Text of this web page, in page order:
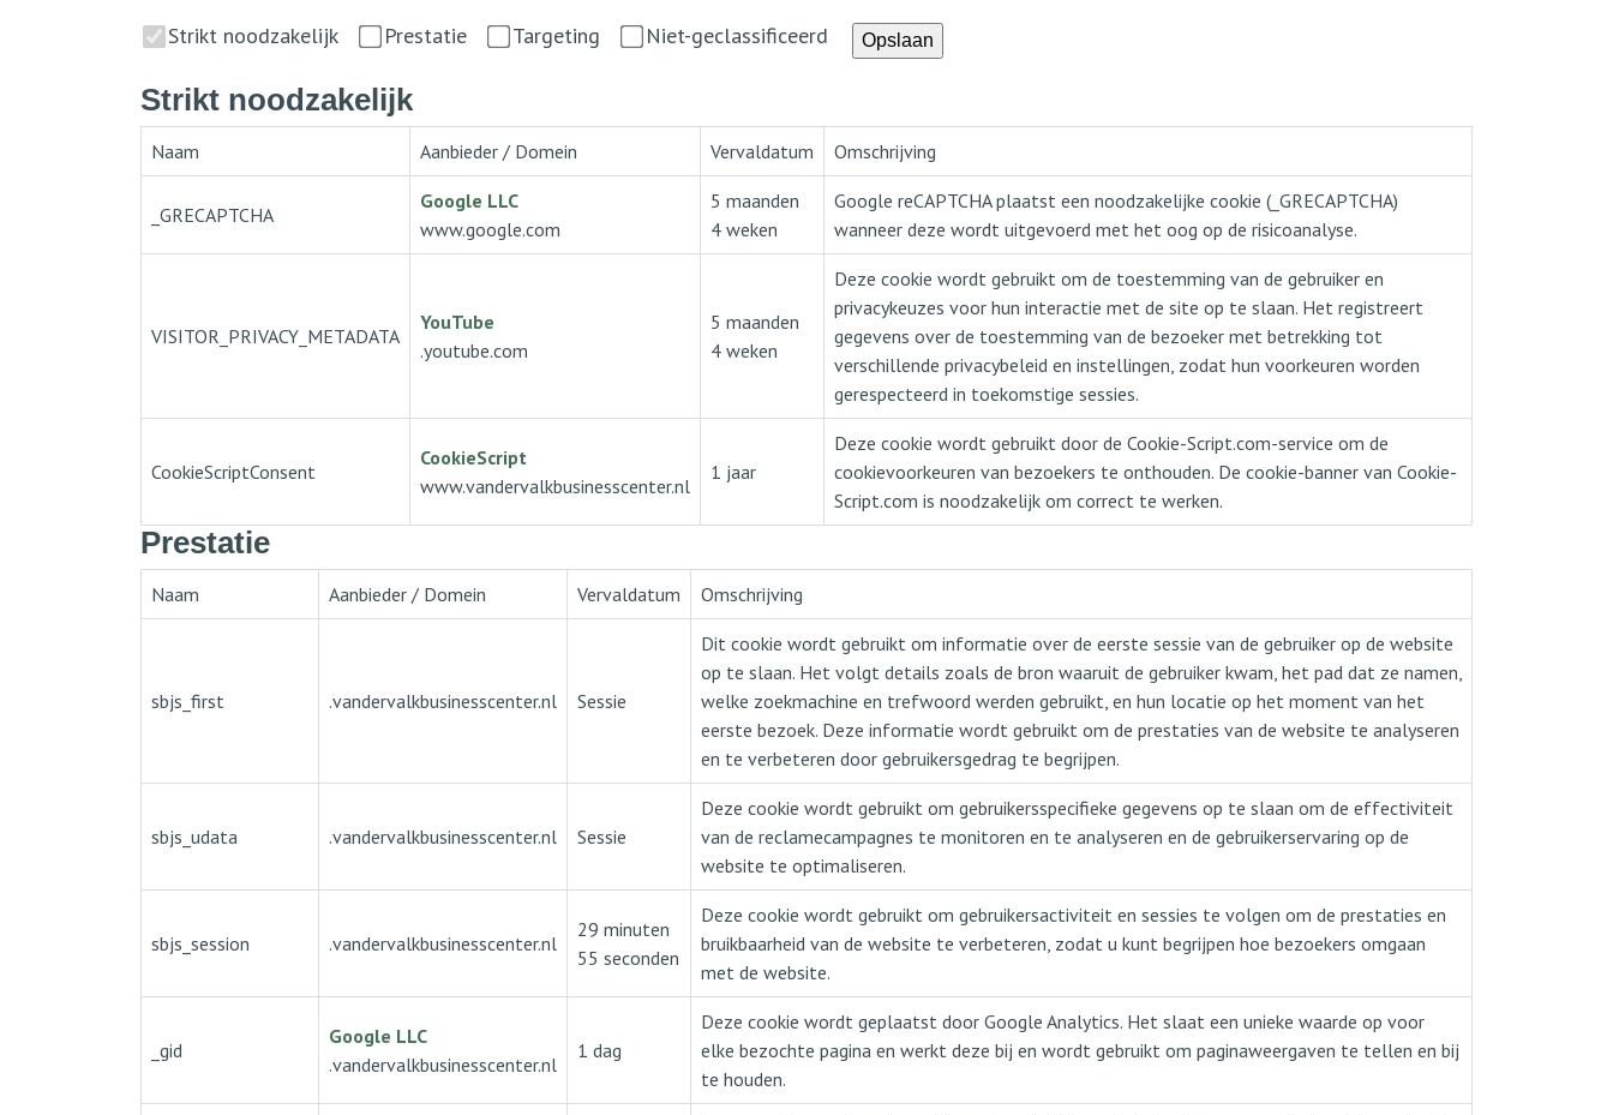
Strikt noodzakelijk Prestatie Targeting Niet-geclassificeerd Opslaan
Strikt noodzakelijk
Naam Aanbieder / Domein Vervaldatum Omschrijving
_GRECAPTCHA
Google LLC
www.google.com
5 maanden
4 weken
Google reCAPTCHA plaatst een noodzakelijke cookie (_GRECAPTCHA)
wanneer deze wordt uitgevoerd met het oog op de risicoanalyse.
VISITOR_PRIVACY_METADATA
YouTube
.youtube.com
5 maanden
4 weken
Deze cookie wordt gebruikt om de toestemming van de gebruiker en
privacykeuzes voor hun interactie met de site op te slaan. Het registreert
gegevens over de toestemming van de bezoeker met betrekking tot
verschillende privacybeleid en instellingen, zodat hun voorkeuren worden
gerespecteerd in toekomstige sessies.
CookieScriptConsent
CookieScript
www.vandervalkbusinesscenter.nl
1 jaar
Deze cookie wordt gebruikt door de Cookie-Script.com-service om de
cookievoorkeuren van bezoekers te onthouden. De cookie-banner van Cookie-
Script.com is noodzakelijk om correct te werken.
Prestatie
Naam Aanbieder / Domein Vervaldatum Omschrijving
sbjs_first .vandervalkbusinesscenter.nl Sessie
Dit cookie wordt gebruikt om informatie over de eerste sessie van de gebruiker op de website
op te slaan. Het volgt details zoals de bron waaruit de gebruiker kwam, het pad dat ze namen,
welke zoekmachine en trefwoord werden gebruikt, en hun locatie op het moment van het
eerste bezoek. Deze informatie wordt gebruikt om de prestaties van de website te analyseren
en te verbeteren door gebruikersgedrag te begrijpen.
sbjs_udata .vandervalkbusinesscenter.nl Sessie
Deze cookie wordt gebruikt om gebruikersspecifieke gegevens op te slaan om de effectiviteit
van de reclamecampagnes te monitoren en te analyseren en de gebruikerservaring op de
website te optimaliseren.
sbjs_session .vandervalkbusinesscenter.nl
29 minuten
55 seconden
Deze cookie wordt gebruikt om gebruikersactiviteit en sessies te volgen om de prestaties en
bruikbaarheid van de website te verbeteren, zodat u kunt begrijpen hoe bezoekers omgaan
met de website.
_gid
Google LLC
.vandervalkbusinesscenter.nl
1 dag
Deze cookie wordt geplaatst door Google Analytics. Het slaat een unieke waarde op voor
elke bezochte pagina en werkt deze bij en wordt gebruikt om paginaweergaven te tellen en bij
te houden.